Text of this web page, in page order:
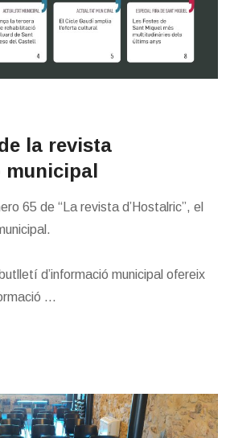
la revista
65 de “La revista d’Hostalric”, el
d’informació municipal ofereix
...